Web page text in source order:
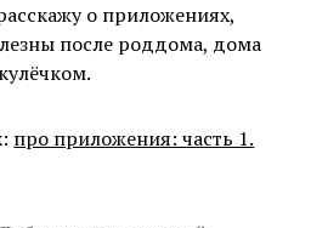
о приложениях,
после роддома, дома
про приложения: часть 1.